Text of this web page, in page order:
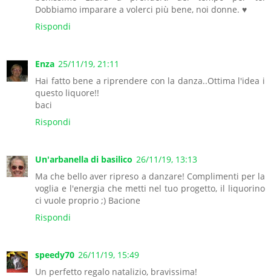
Dobbiamo imparare a volerci più bene, noi donne. ♥
Rispondi
Enza 25/11/19, 21:11
Hai fatto bene a riprendere con la danza..Ottima l'idea i
questo liquore!!
baci
Rispondi
Un'arbanella di basilico 26/11/19, 13:13
Ma che bello aver ripreso a danzare! Complimenti per la
voglia e l'energia che metti nel tuo progetto, il liquorino
ci vuole proprio ;) Bacione
Rispondi
speedy70 26/11/19, 15:49
Un perfetto regalo natalizio, bravissima!